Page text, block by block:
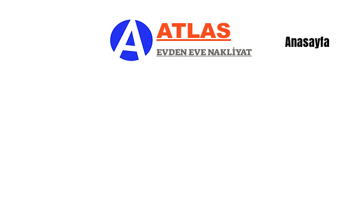
ATLAS
EVDEN EVE NAKLİYAT
Anasayfa